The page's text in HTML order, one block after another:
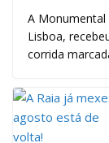
A Monumental
Lisboa,
corrida